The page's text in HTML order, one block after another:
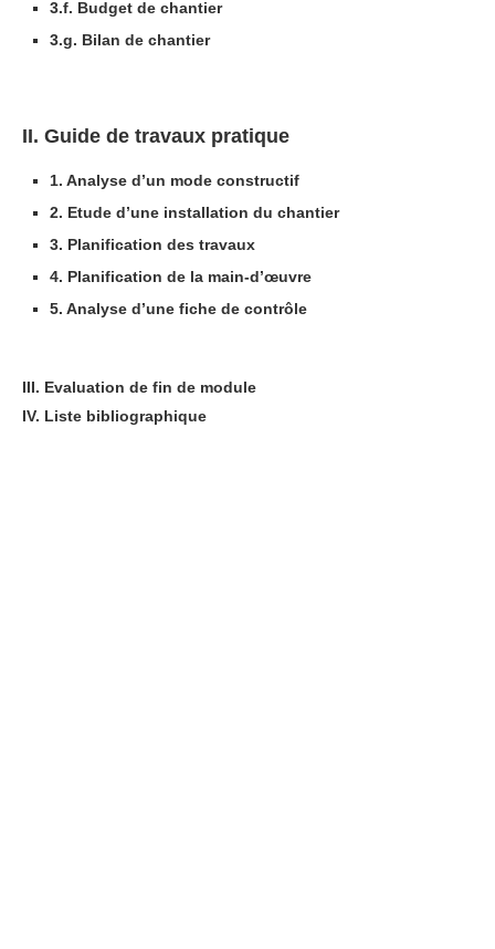
3.f. Budget de chantier
3.g. Bilan de chantier
II. Guide de travaux pratique
1. Analyse d’un mode constructif
2. Etude d’une installation du chantier
3. Planification des travaux
4. Planification de la main-d’œuvre
5. Analyse d’une fiche de contrôle
III. Evaluation de fin de module
IV. Liste bibliographique